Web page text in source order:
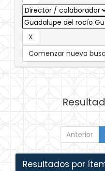
Comenzar nueva
Anterior
Resultados por